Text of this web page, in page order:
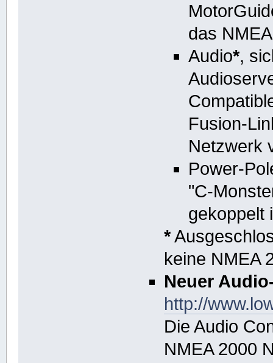
das
Audio*,
Fusion-
Netzwerk
Power-
"C-
gekoppelt
*
keine NMEA
Neuer
http://
Die Audio
NMEA 2000